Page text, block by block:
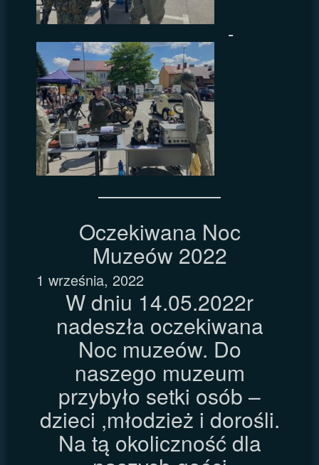
Oczekiwana Noc
Muzeów 2022
1 września, 2022
W dniu 14.05.2022r
nadeszła oczekiwana
Noc muzeów. Do
naszego muzeum
przybyło setki osób –
dzieci ,młodzież i dorośli.
Na tą okoliczność dla